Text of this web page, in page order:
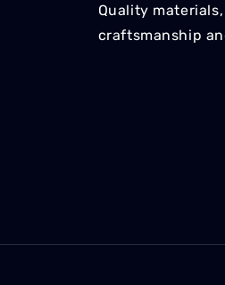
Quality
craftsmanship